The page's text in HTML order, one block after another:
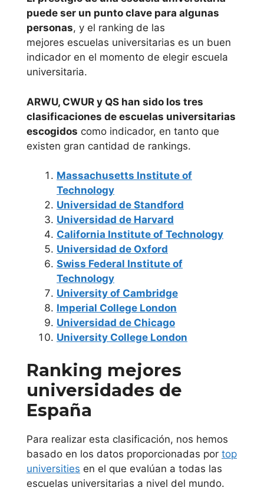
Universidad
Complutense de
Madrid
Distancia de
Madrid
Europea de
Madrid
Universidad
Francisco de
Vitoria
Universidad
Nacional de
Educación a
Distancia U.N.E.D
Universidad
Politécnica de
Madrid
Universidad
Pontificia
Comillas
Universitat
Pompeu
Fabra (UPF)
CCC – Centro
puede ser un punto clave para algunas
personas, y el ranking de las
mejores escuelas universitarias es un buen
indicador en el momento de elegir escuela
universitaria.
ARWU, CWUR y QS han sido los tres
clasificaciones de escuelas universitarias
escogidos como indicador, en tanto que
existen gran cantidad de rankings.
Massachusetts Institute of
Technology
Universidad de Standford
Universidad de Harvard
California Institute of Technology
Universidad de Oxford
Swiss Federal Institute of
Technology
University of Cambridge
Imperial College London
Universidad de Chicago
University College London
Ranking mejores
universidades de
España
Para realizar esta clasificación, nos hemos
basado en los datos proporcionadas por top
universities en el que evalúan a todas las
escuelas universitarias a nivel del mundo.